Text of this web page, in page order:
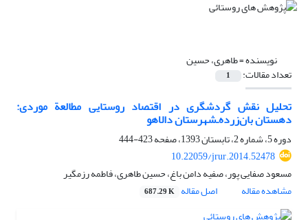
نویسنده =طاهری، حسین
تعداد مقالات: 1
تحلیل نقش گردشگری در اقتصاد روستایی مطالعة موردی:
دهستان بان‌زرده‌ـ‌شهرستان دالاهو
دوره 5، شماره 2، تابستان 1393، صفحه
423-444
10.22059/jrur.2014.52478
مسعود صفایی پور، صفیه دامن باغ، حسین طاهری، فاطمه رزمگیر
مشاهده مقاله
اصل مقاله 687.29 K